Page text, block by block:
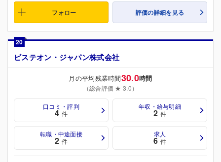
フォロー 評価の詳細を見る
20
ビステオン・ジャパン株式会社
月の平均残業時間30.0時間
（総合評価 ★ 3.0）
口コミ・評判
4 件
年収・給与明細
2 件
転職・中途面接
2 件
求人
6 件